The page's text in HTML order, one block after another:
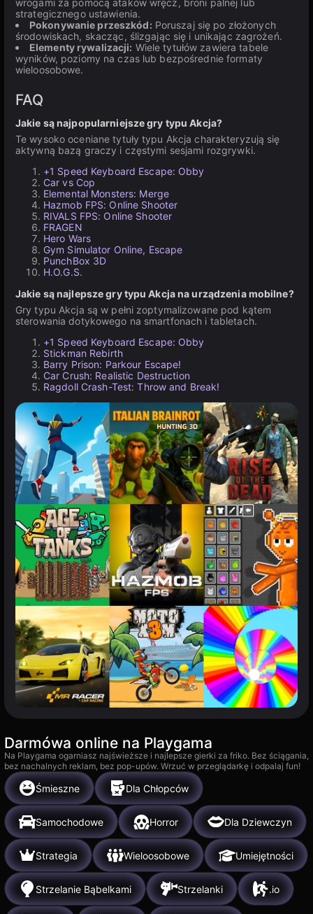
wrogami za pomocą ataków wręcz, broni palnej lub
strategicznego ustawienia.
Pokonywanie przeszkód: Poruszaj się po złożonych
środowiskach, skacząc, ślizgając się i unikając zagrożeń.
Elementy rywalizacji: Wiele tytułów zawiera tabele
wyników, poziomy na czas lub bezpośrednie formaty
wieloosobowe.
FAQ
Jakie są najpopularniejsze gry typu Akcja?
Te wysoko oceniane tytuły typu Akcja charakteryzują się
aktywną bazą graczy i częstymi sesjami rozgrywki.
+1 Speed Keyboard Escape: Obby
Car vs Cop
Elemental Monsters: Merge
Hazmob FPS: Online Shooter
RIVALS FPS: Online Shooter
FRAGEN
Hero Wars
Gym Simulator Online, Escape
PunchBox 3D
H.O.G.S.
Jakie są najlepsze gry typu Akcja na urządzenia mobilne?
Gry typu Akcja są w pełni zoptymalizowane pod kątem
sterowania dotykowego na smartfonach i tabletach.
+1 Speed Keyboard Escape: Obby
Stickman Rebirth
Barry Prison: Parkour Escape!
Car Crush: Realistic Destruction
Ragdoll Crash-Test: Throw and Break!
Darmówa online na Playgama
Na Playgama ogarniasz najświeższe i najlepsze gierki za friko. Bez ściągania,
bez nachalnych reklam, bez pop-upów. Wrzuć w przeglądarkę i odpalaj fun!
Śmieszne Dla Chłopców
Samochodowe Horror Dla Dziewczyn
Strategia Wieloosobowe Umiejętności
Strzelanie Bąbelkami Strzelanki .io